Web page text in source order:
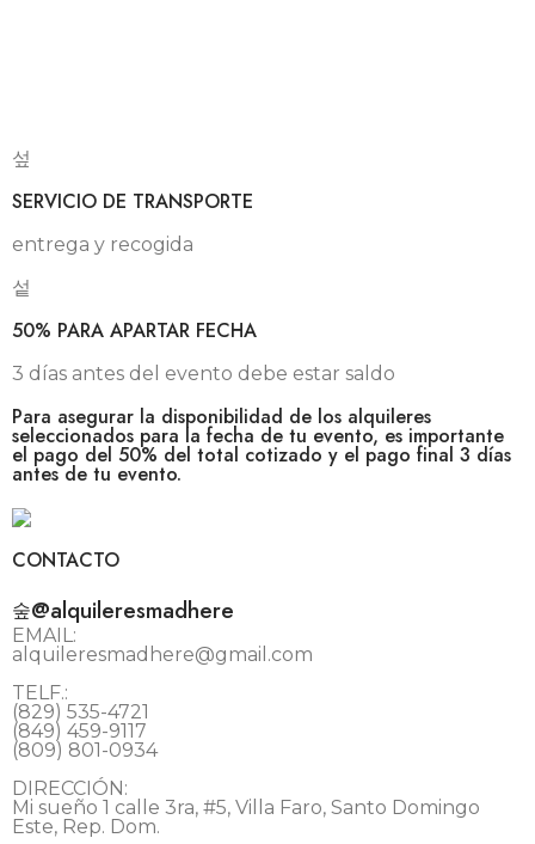
SERVICIO DE TRANSPORTE
entrega y recogida
50% PARA APARTAR FECHA
3 días antes del evento debe estar saldo
Para asegurar la disponibilidad de los alquileres
seleccionados para la fecha de tu evento, es importante
el pago del 50% del total cotizado y el pago final 3 días
antes de tu evento.
CONTACTO
@alquileresmadhere
EMAIL:
alquileresmadhere@gmail.com
TELF.:
(829) 535-4721
(849) 459-9117
(809) 801-0934
DIRECCIÓN:
Mi sueño 1 calle 3ra, #5, Villa Faro, Santo Domingo
Este, Rep. Dom.